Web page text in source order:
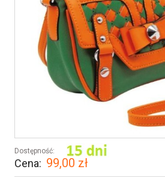
Dostępność:
Cena: 99,00 zł